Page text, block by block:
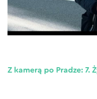
Z kamerą po Pradze: 7.